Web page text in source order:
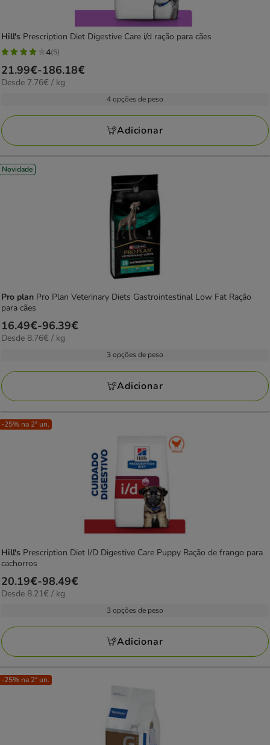
Hill's Prescription Diet Digestive Care i/d ração para cães
4
estrelas
com
avaliações
4(5)
Preço
de
186.18€
21.99€-186.18€
7.76€
Desde 7.76€ / kg
4 opções de peso
Adicionar
Novidade
Pro plan Pro Plan Veterinary Diets Gastrointestinal Low Fat Ração
para cães
Preço
de
96.39€
16.49€-96.39€
8.76€
Desde 8.76€ / kg
3 opções de peso
Adicionar
-25% na 2ª un.
Hill's Prescription Diet I/D Digestive Care Puppy Ração de frango para
cachorros
Preço
de
98.49€
20.19€-98.49€
8.21€
Desde 8.21€ / kg
3 opções de peso
Adicionar
-25% na 2ª un.